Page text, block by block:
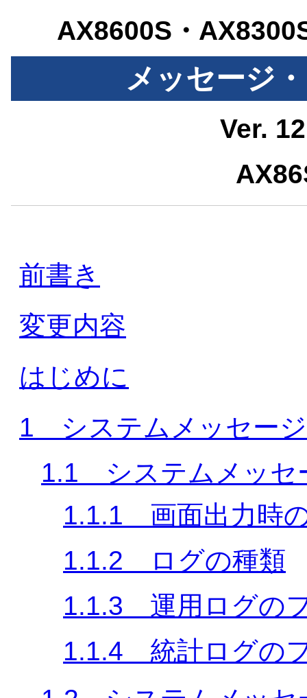
AX8600S・
メッセージ
Ver.
前書き
変更内容
はじめに
1 システムメッセージ
1.1 システムメッセ
1.1.1 画面出力時
1.1.2 ログの種類
1.1.3 運用ログの
1.1.4 統計ログの